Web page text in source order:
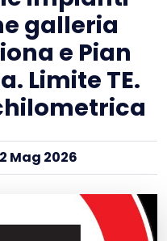
galleria
e Pian
Limite TE.
Mag 2026